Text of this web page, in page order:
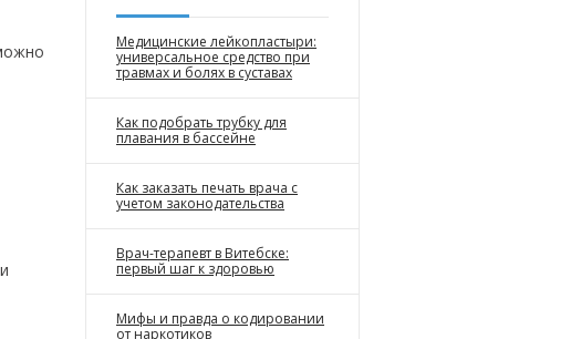
Медицинские лейкопластыри:
универсальное средство при
травмах и болях в суставах
Как подобрать трубку для
плавания в бассейне
Как заказать печать врача с
учетом законодательства
Врач-терапевт в Витебске:
первый шаг к здоровью
Мифы и правда о кодировании
от наркотиков